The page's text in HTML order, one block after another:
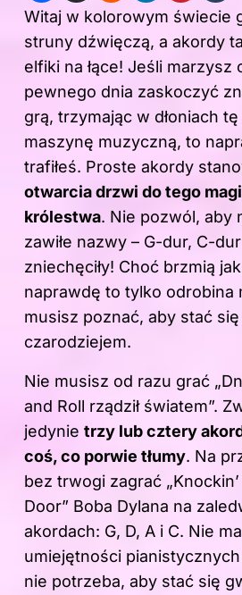
Witaj w kolorowym świecie
struny dźwięczą, a akordy
elfiki na łące! Jeśli marzysz
pewnego dnia zaskoczyć
grą, trzymając w dłoniach tę
maszynę muzyczną, to
trafiłeś. Proste akordy
otwarcia drzwi do tego
królestwa. Nie pozwól, aby
zawiłe nazwy – G-dur, C-
zniechęciły! Choć brzmią
naprawdę to tylko odrobina
musisz poznać, aby stać
czarodziejem.
Nie musisz od razu grać
and Roll rządził światem”.
jedynie trzy lub cztery
coś, co porwie tłumy. Na
bez trwogi zagrać „Knockin’
Door” Boba Dylana na
akordach: G, D, A i C. Nie
umiejętności
nie potrzeba, aby stać się